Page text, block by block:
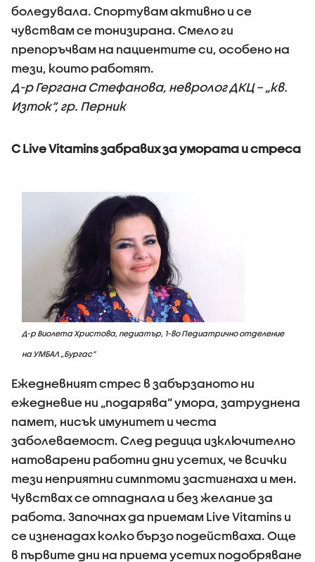
боледувала. Спортувам активно и се
чувствам се тонизирана. Смело ги
препоръчвам на пациентите си, особено на
тези, които работят.
Д-р Гергана Стефанова, невролог ДКЦ – „кв.
Изток“, гр. Перник
С Live Vitamins забравих за умората и стреса
Д-р Виолета Христова, педиатър, 1-во Педиатрично отделение
на УМБАЛ „Бургас”
Ежедневният стрес в забързаното ни
ежедневие ни „подарява“ умора, затруднена
памет, нисък имунитет и честа
заболеваемост. След редица изключително
натоварени работни дни усетих, че всички
тези неприятни симптоми застигнаха и мен.
Чувствах се отпаднала и без желание за
работа. Започнах да приемам Live Vitamins и
се изненадах колко бързо подействаха. Още
в първите дни на приема усетих подобряване